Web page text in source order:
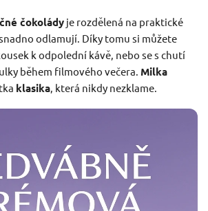
čokolády je rozdělená na praktické
odlamují. Díky tomu si můžete
k odpolední kávě, nebo se s chutí
během filmového večera. Milka
klasika , která nikdy nezklame.